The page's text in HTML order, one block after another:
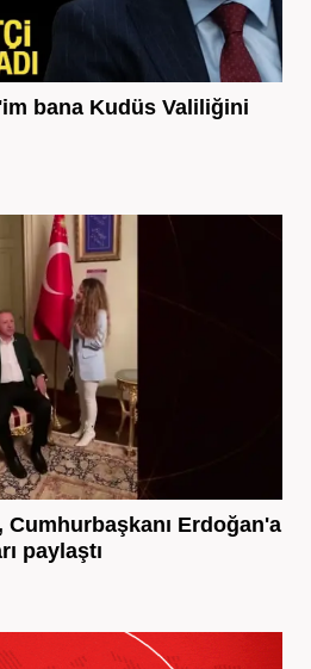
bana Kudüs Valiliğini
Cumhurbaşkanı Erdoğan'a
paylaştı